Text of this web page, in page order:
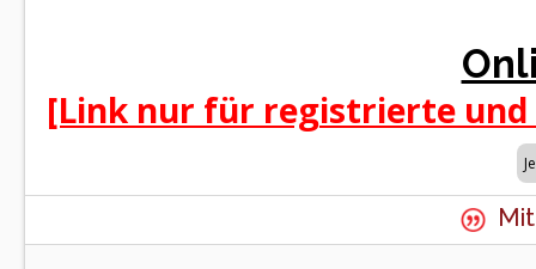
[Link nur für registrierte